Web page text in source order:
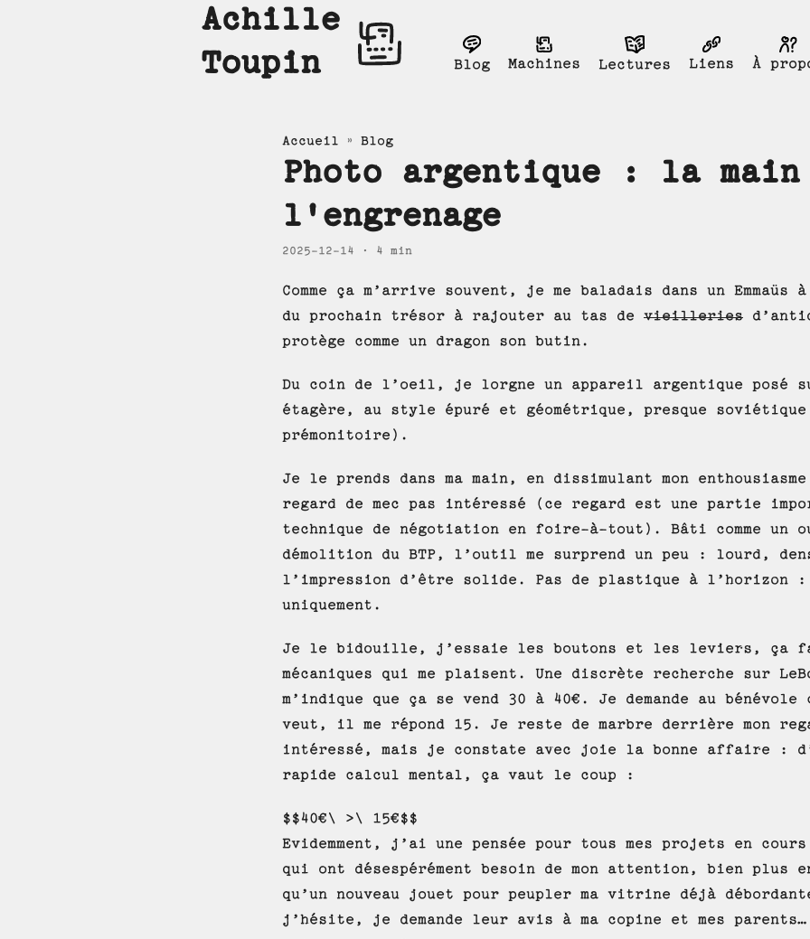
Achille
Toupin
Blog Machines Lectures Liens À
Accueil » Blog
Photo argentique : la main
l'engrenage
2025-12-14 · 4 min
Comme ça m’arrive souvent, je me baladais dans un Emmaüs
du prochain trésor à rajouter au tas de vieilleries
protège comme un dragon son butin.
Du coin de l’oeil, je lorgne un appareil argentique posé
étagère, au style épuré et géométrique, presque
prémonitoire).
Je le prends dans ma main, en dissimulant mon
regard de mec pas intéressé (ce regard est une partie
technique de négotiation en foire-à-tout). Bâti comme un
démolition du BTP, l’outil me surprend un peu : lourd,
l’impression d’être solide. Pas de plastique à l’horizon
uniquement.
Je le bidouille, j’essaie les boutons et les leviers, ça
mécaniques qui me plaisent. Une discrète recherche sur
m’indique que ça se vend 30 à 40€. Je demande au
veut, il me répond 15. Je reste de marbre derrière mon
intéressé, mais je constate avec joie la bonne affaire :
rapide calcul mental, ça vaut le coup :
$$40€\ >\ 15€$$
Evidemment, j’ai une pensée pour tous mes projets en
qui ont désespérément besoin de mon attention, bien plus
qu’un nouveau jouet pour peupler ma vitrine déjà
j’hésite, je demande leur avis à ma copine et mes